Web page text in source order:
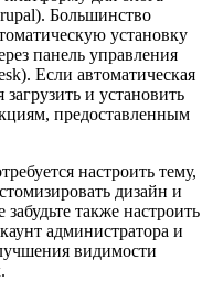
Большинство
установку
панель управления
Если автоматическая
и установить
предоставленным
настроить тему,
дизайн и
также настроить
администратора и
видимости